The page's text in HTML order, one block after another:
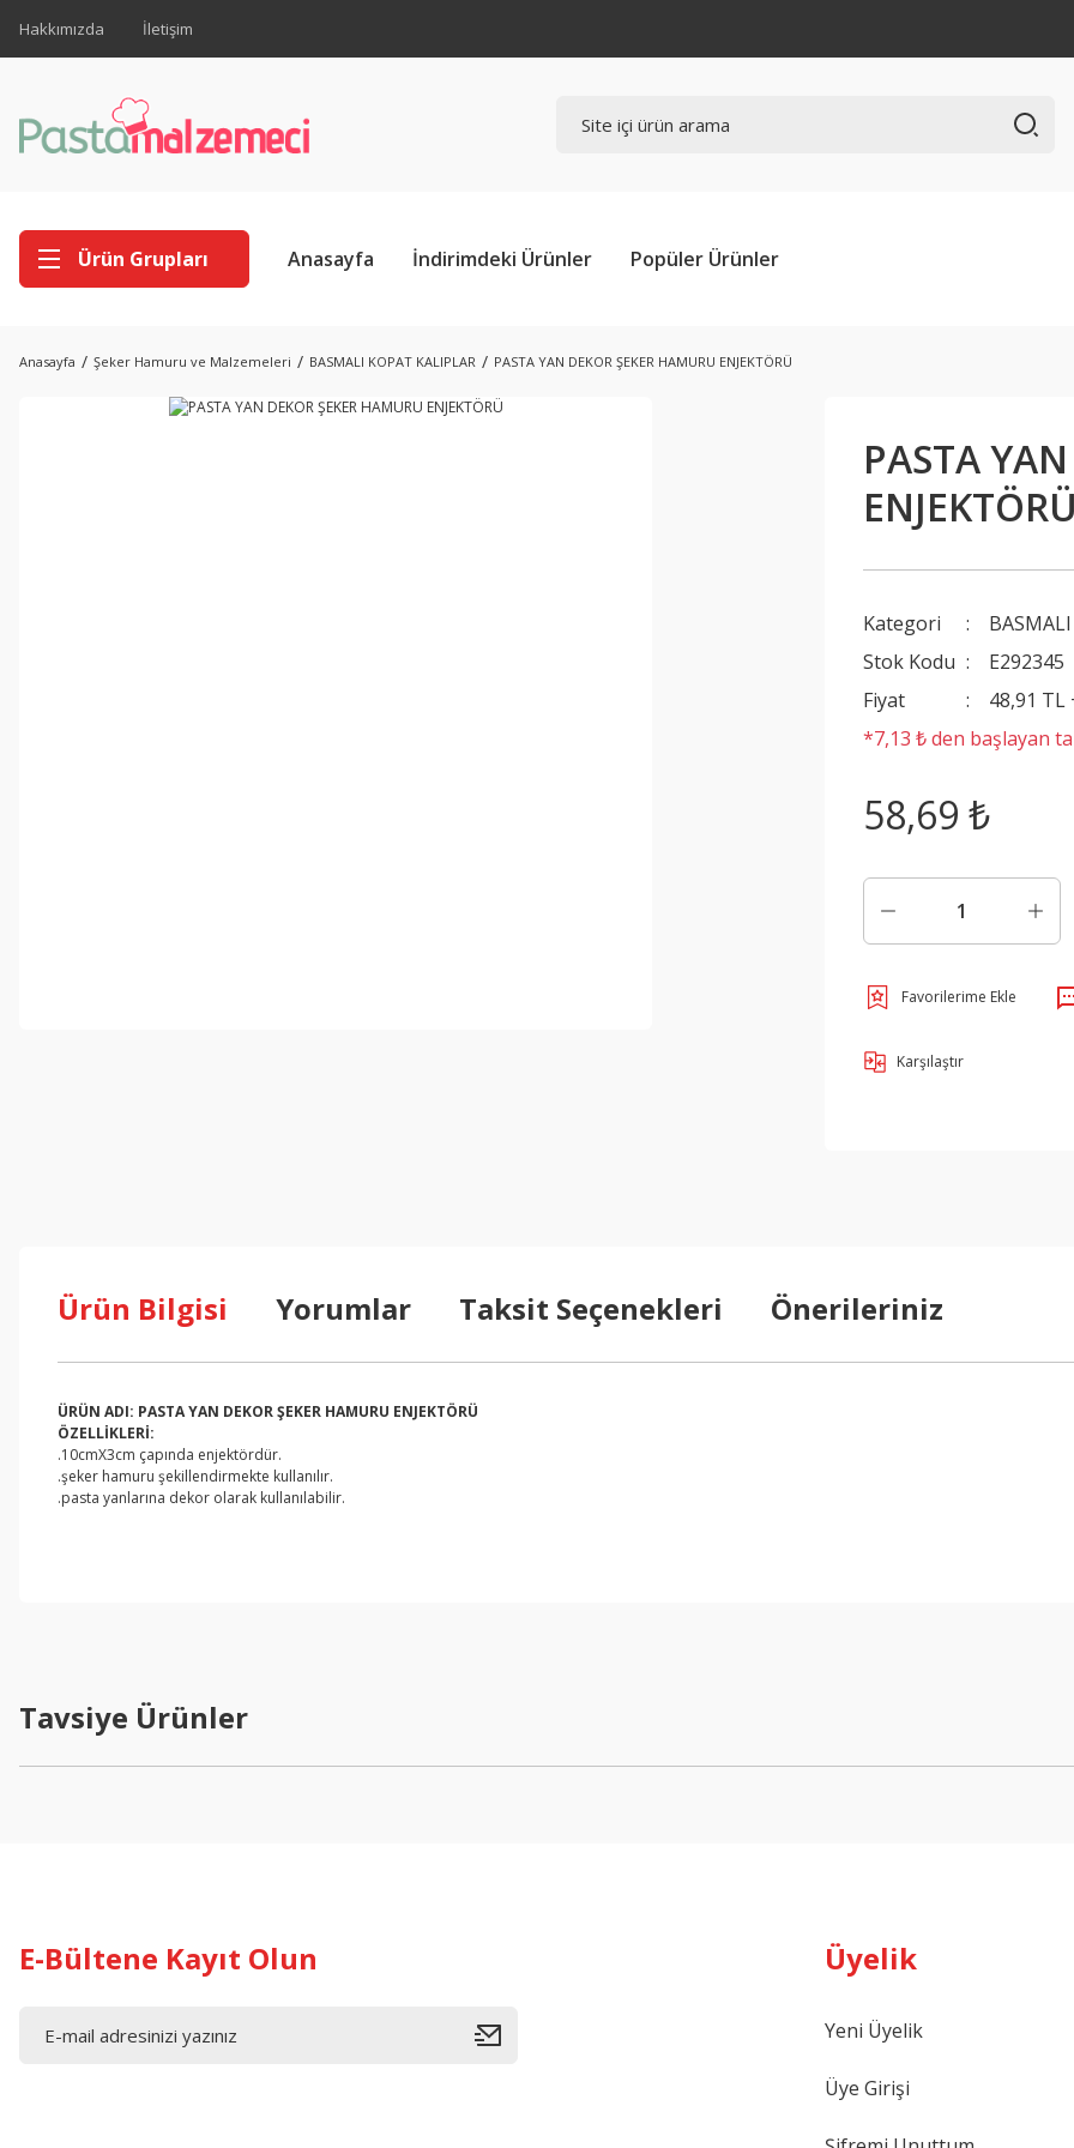
Hakkımızda İletişim
Ürün Grupları Anasayfa İndirimdeki Ürünler Popüler Ürünler
Anasayfa Şeker Hamuru ve Malzemeleri BASMALI KOPAT KALIPLAR PASTA YAN DEKOR ŞEKER HAMURU ENJEKTÖRÜ
PASTA
ENJEKTÖRÜ
Kategori
Stok Kodu
E292345
Fiyat
48,91 TL
*7,13 ₺ den başlayan
58,69 ₺
Karşılaştır
Ürün Bilgisi Yorumlar Taksit Seçenekleri Önerileriniz
ÜRÜN ADI: PASTA YAN DEKOR ŞEKER HAMURU ENJEKTÖRÜ
ÖZELLİKLERİ:
.10cmX3cm çapında enjektördür.
.şeker hamuru şekillendirmekte kullanılır.
.pasta yanlarına dekor olarak kullanılabilir.
Ürün bilgilerinde hatalar bulunuyor.
Ürün fiyatı diğer sitelerden daha pahalı.
Gönder
Tavsiye Ürünler
E-Bültene Kayıt Olun Üyelik
Yeni Üyelik
Üye Girişi